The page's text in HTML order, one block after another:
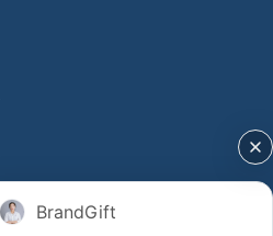
BrandGift